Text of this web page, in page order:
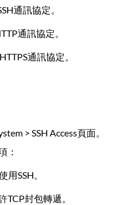
通訊協定。
通訊協定。
通訊協定。
> SSH Access頁面。
：
用SSH。
TCP封包轉遞。